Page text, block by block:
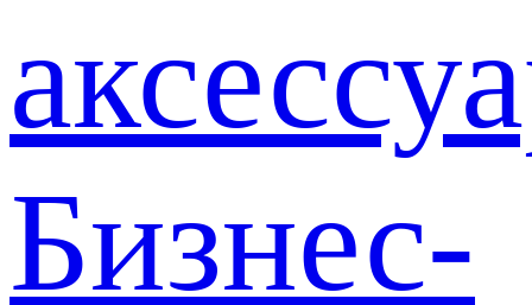
Бизнес-